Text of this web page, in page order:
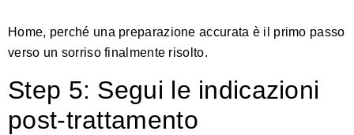
Home, perché una preparazione accurata è il primo passo
verso un sorriso finalmente risolto.
Step 5: Segui le indicazioni
post-trattamento